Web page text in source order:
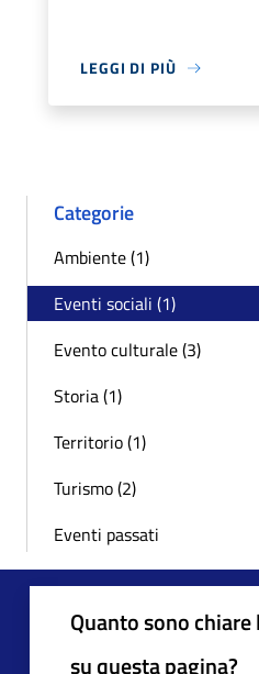
LEGGI DI PIÙ
Categorie
Ambiente (1)
Eventi sociali (1)
Evento culturale (3)
Storia (1)
Territorio (1)
Turismo (2)
Eventi passati
Quanto sono
su questa pagina?